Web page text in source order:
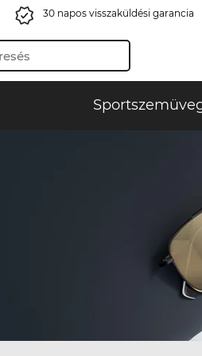
30 napos visszaküldési garancia